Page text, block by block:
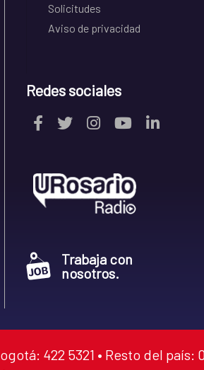
Solicitudes
Aviso de privacidad
Redes sociales
Trabaja con
nosotros.
422 5321 • Resto del país: